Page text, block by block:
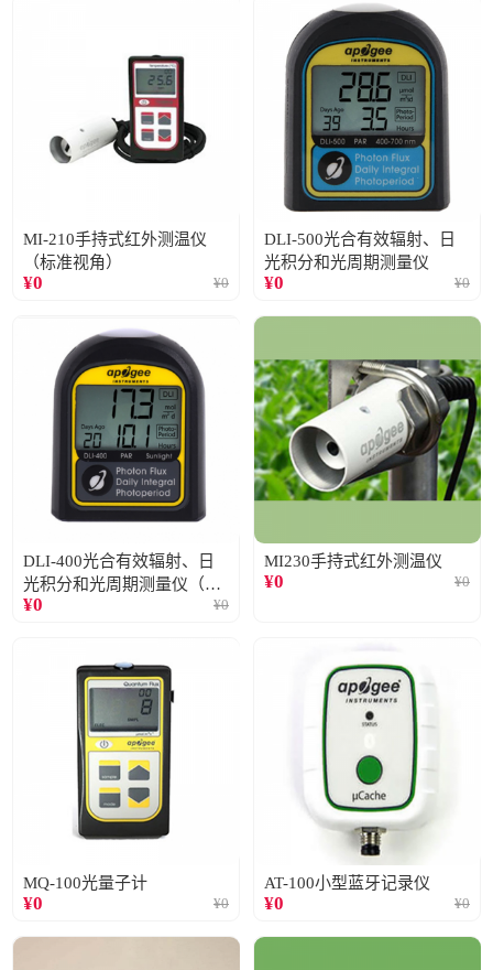
MI-210手持式红外测温仪
（标准视角）
¥0 ¥0
DLI-500光合有效辐射、日
光积分和光周期测量仪
¥0 ¥0
DLI-400光合有效辐射、日
光积分和光周期测量仪（仅
阳光）
¥0 ¥0
MI230手持式红外测温仪
¥0 ¥0
MQ-100光量子计
¥0 ¥0
AT-100小型蓝牙记录仪
¥0 ¥0